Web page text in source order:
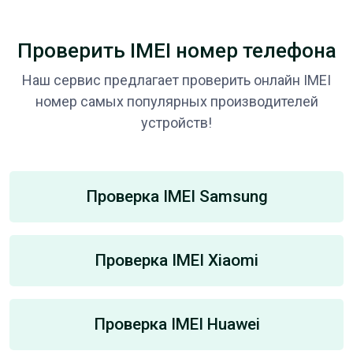
Проверить IMEI номер телефона
Наш сервис предлагает проверить онлайн IMEI
номер самых популярных производителей
устройств!
Проверка IMEI Samsung
Проверка IMEI Xiaomi
Проверка IMEI Huawei